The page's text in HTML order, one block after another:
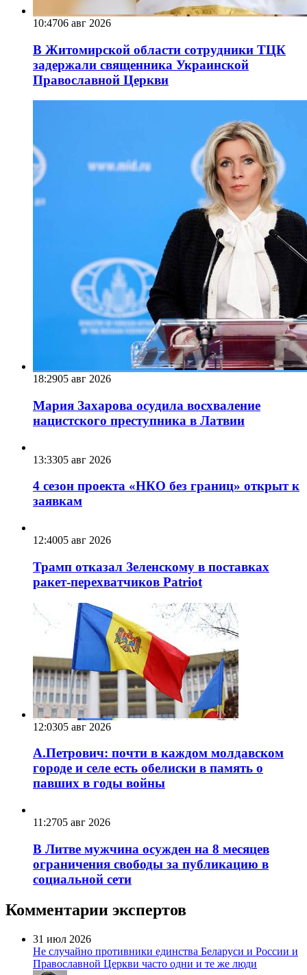
10:4706 авг 2026
В Житомирской области сотрудники ТЦК
задержали священника Украинской
Православной Церкви
18:2905 авг 2026
Мария Захарова осудила восхваление
нацистского преступника в Латвии
13:3305 авг 2026
4 сезон проекта «НКО без границ» открыт к
заявкам
12:4005 авг 2026
Трамп отказал Зеленскому в поставках
ракет-перехватчиков Patriot
12:0305 авг 2026
А.Петрович: почти в каждом молдавском
городе и селе есть обелиски в память о
павших в годы войны
11:2705 авг 2026
В Литве мужчина осужден на 8 месяцев
ограничения свободы за публикацию в
социальной сети
Комментарии экспертов
31 июл 2026
Не случайно противники единства Беларуси и России и
Православной Церкви часто одни и те же люди